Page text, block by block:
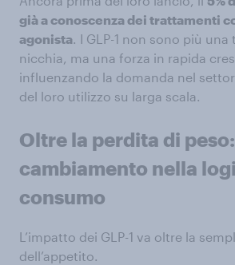
già a conoscenza dei trattamenti
agonista. I GLP-1 non sono più una
nicchia, ma una forza in rapida
influenzando la domanda nel
del loro utilizzo su larga scala.
Oltre la perdita di
cambiamento nella
consumo
L’impatto dei GLP-1 va oltre la
dell’appetito.